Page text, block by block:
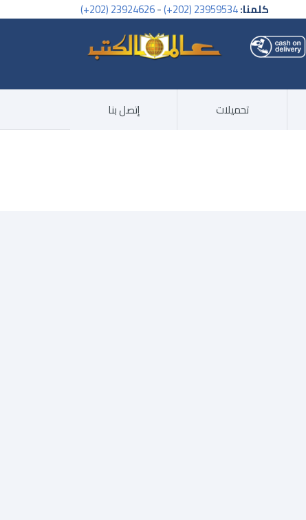
كلمنا:23959534 (202+)
-
23924626 (202+)
إتصل بنا تحميلات